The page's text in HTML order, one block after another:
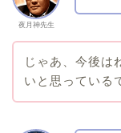
夜月神先生
じゃあ、今後は
いと思っている